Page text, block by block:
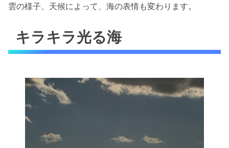
雲の様子、天候によって、海の表情も変わります。
キラキラ光る海